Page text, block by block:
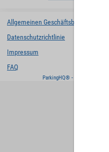
Allgemeinen Geschäftsbedingungen
Datenschutzrichtlinie
Impressum
FAQ
ParkingHQ® - eine Lösung von